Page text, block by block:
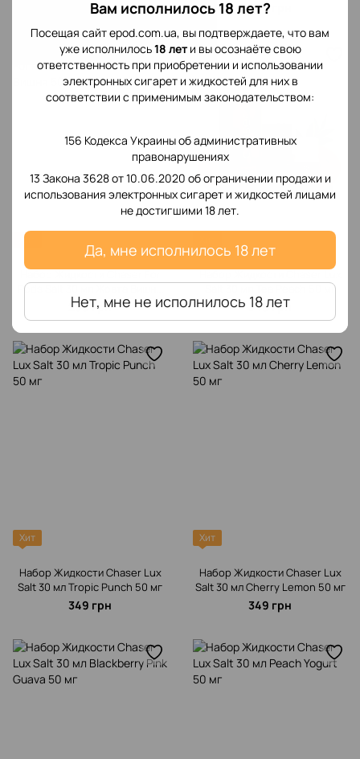
Вам исполнилось 18 лет?
Посещая сайт epod.com.ua, вы подтверждаете, что вам
уже исполнилось18 лети вы осознаёте свою
ответственность при приобретении и использовании
электронных сигарет и жидкостей для них в
соответствии с применимым законодательством:
156 Кодекса Украины об административных
правонарушениях
13 Закона 3628 от 10.06.2020 об ограничении продажи и
использования электронных сигарет и жидкостей лицами
не достигшими 18 лет.
Да, мне исполнилось 18 лет
Нет, мне не исполнилось 18 лет
379 грн 50 мг
299 грн
Хит
Набор Жидкости Chaser For
Pods Salt 30 мл Жовта Вишня
50 мг
299 грн
Набор Жидкости Chaser Lux
Salt 30 мл Tea Peach 50 мг
349 грн
Хит
Набор Жидкости Chaser Lux
Salt 30 мл Tropic Punch 50 мг
349 грн
Хит
Набор Жидкости Chaser Lux
Salt 30 мл Cherry Lemon 50 мг
349 грн